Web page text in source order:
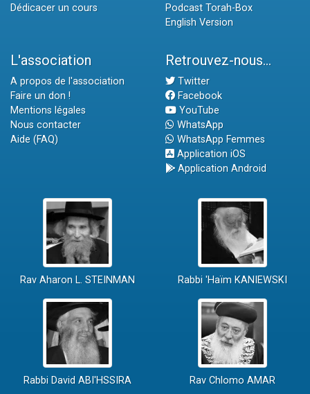
Dédicacer un cours
Podcast Torah-Box
English Version
L'association
A propos de l'association
Faire un don !
Mentions légales
Nous contacter
Aide (FAQ)
Retrouvez-nous...
Twitter
Facebook
YouTube
WhatsApp
WhatsApp Femmes
Application iOS
Application Android
Rav Aharon L. STEINMAN Rabbi 'Haïm KANIEWSKI
Rabbi David ABI'HSSIRA Rav Chlomo AMAR